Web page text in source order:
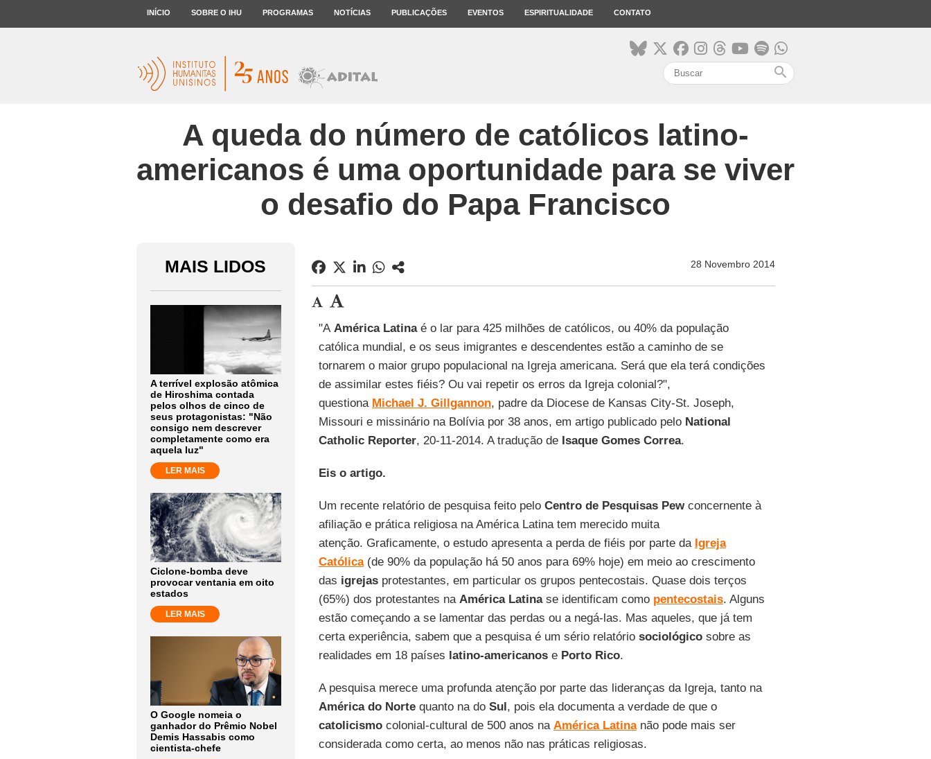
INÍCIO SOBRE O IHU PROGRAMAS NOTÍCIAS PUBLICAÇÕES EVENTOS ESPIRITUALIDADE CONTATO
search
A queda do número de católicos latino-
americanos é uma oportunidade para se viver
o desafio do Papa Francisco
MAIS LIDOS
A terrível explosão atômica
de Hiroshima contada
pelos olhos de cinco de
seus protagonistas: "Não
consigo nem descrever
completamente como era
aquela luz"
LER MAIS
Ciclone-bomba deve
provocar ventania em oito
estados
LER MAIS
O Google nomeia o
ganhador do Prêmio Nobel
Demis Hassabis como
cientista-chefe
28 Novembro 2014
"A América Latinaé o lar para 425 milhões de católicos, ou 40% da população
católica mundial, e os seus imigrantes e descendentes estão a caminho de se
tornarem o maior grupo populacional na Igreja americana. Será que ela terá condições
de assimilar estes fiéis? Ou vai repetir os erros da Igreja colonial?",
questiona Michael J. Gillgannon, padre da Diocese de Kansas City-St. Joseph,
Missouri e missinário na Bolívia por 38 anos, em artigo publicado pelo National
Catholic Reporter, 20-11-2014. A tradução de Isaque Gomes Correa.
Eis o artigo.
Um recente relatório de pesquisa feito pelo Centro de Pesquisas Pewconcernente à
afiliação e prática religiosa na América Latina tem merecido muita
atenção. Graficamente, o estudo apresenta a perda de fiéis por parte da Igreja
Católica(de 90% da população há 50 anos para 69% hoje) em meio ao crescimento
das igrejasprotestantes, em particular os grupos pentecostais. Quase dois terços
(65%) dos protestantes na América Latinase identificam como pentecostais. Alguns
estão começando a se lamentar das perdas ou a negá-las. Mas aqueles, que já tem
certa experiência, sabem que a pesquisa é um sério relatório sociológicosobre as
realidades em 18 países latino-americanose Porto Rico.
A pesquisa merece uma profunda atenção por parte das lideranças da Igreja, tanto na
América do Nortequanto na do Sul, pois ela documenta a verdade de que o
catolicismocolonial-cultural de 500 anos na América Latinanão pode mais ser
considerada como certa, ao menos não nas práticas religiosas.